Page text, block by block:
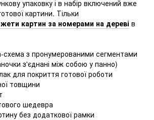
упаковку і в набір включений вже
картини. Тільки
картин за номерами на дереві в
схема з пронумерованими сегментами
з'єднані між собою у панно)
для покриття готової роботи
товщини
шедевра
без додаткової рамки